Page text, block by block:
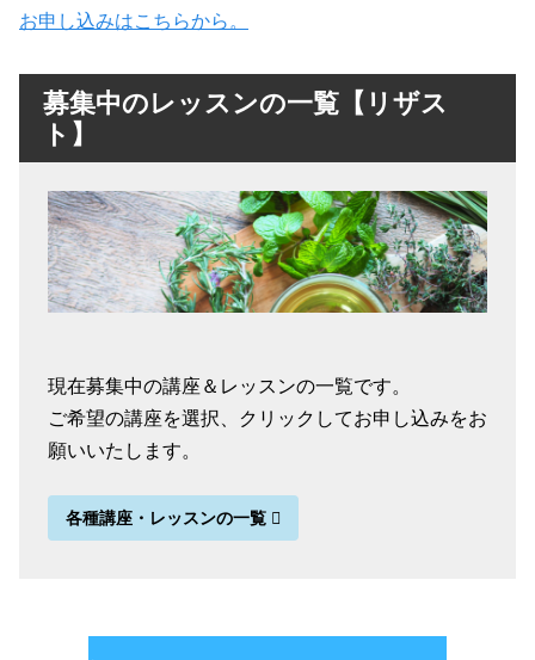
お申し込みはこちらから。
募集中のレッスンの一覧【リザス
ト】
現在募集中の講座＆レッスンの一覧です。
ご希望の講座を選択、クリックしてお申し込みをお
願いいたします。
各種講座・レッスンの一覧